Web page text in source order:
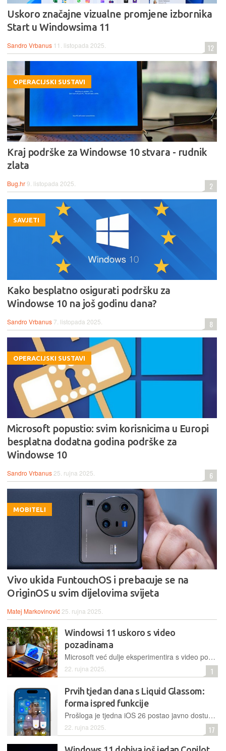
Uskoro značajne vizualne promjene izbornika
Start u Windowsima 11
Sandro Vrbanus 11. listopada 2025. 12
OPERACIJSKI SUSTAVI
Kraj podrške za Windowse 10 stvara - rudnik
zlata
Bug.hr9. listopada 2025. 2
SAVJETI
Kako besplatno osigurati podršku za
Windowse 10 na još godinu dana?
Sandro Vrbanus 7. listopada 2025. 8
OPERACIJSKI SUSTAVI
Microsoft popustio: svim korisnicima u Europi
besplatna dodatna godina podrške za
Windowse 10
Sandro Vrbanus 25. rujna 2025. 6
MOBITELI
Vivo ukida FuntouchOS i prebacuje se na
OriginOS u svim dijelovima svijeta
Matej Markovinović 25. rujna 2025.
Windowsi 11 uskoro s video
pozadinama
Microsoft već dulje eksperimentira s video pozadinama u Windowsima 11, a sada je konačno stigao i neki 'opipljivi' rezultat
22. rujna 2025. 1
Prvih tjedan dana s Liquid Glassom:
forma ispred funkcije
Prošloga je tjedna iOS 26 postao javno dostupan, a s njime smo dobili i famozno "tekuće staklo" kao novi Appleov dizajnerski smjer u korisničkim sučeljima. Evo što smo u prvim danima korištenja primijetili
22. rujna 2025. 17